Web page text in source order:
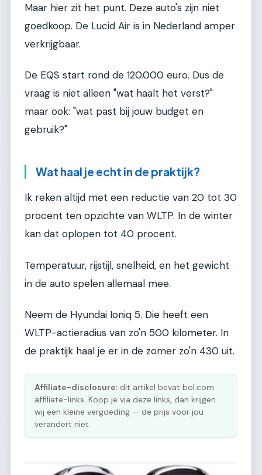
Maar hier zit het punt. Deze auto's zijn niet
goedkoop. De Lucid Air is in Nederland amper
verkrijgbaar.
De EQS start rond de 120.000 euro. Dus de
vraag is niet alleen "wat haalt het verst?"
maar ook: "wat past bij jouw budget en
gebruik?"
Wat haal je echt in de praktijk?
Ik reken altijd met een reductie van 20 tot 30
procent ten opzichte van WLTP. In de winter
kan dat oplopen tot 40 procent.
Temperatuur, rijstijl, snelheid, en het gewicht
in de auto spelen allemaal mee.
Neem de Hyundai Ioniq 5. Die heeft een
WLTP-actieradius van zo'n 500 kilometer. In
de praktijk haal je er in de zomer zo'n 430 uit.
Affiliate-disclosure: dit artikel bevat bol.com
affiliate-links. Koop je via deze links, dan krijgen
wij een kleine vergoeding — de prijs voor jou
verandert niet.